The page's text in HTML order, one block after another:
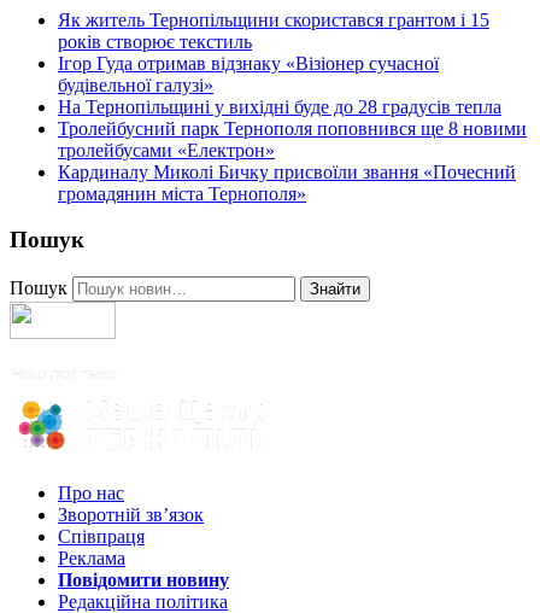
Як житель Тернопільщини скористався грантом і 15
років створює текстиль
Ігор Гуда отримав відзнаку «Візіонер сучасної
будівельної галузі»
На Тернопільщині у вихідні буде до 28 градусів тепла
Тролейбусний парк Тернополя поповнився ще 8 новими
тролейбусами «Електрон»
Кардиналу Миколі Бичку присвоїли звання «Почесний
громадянин міста Тернополя»
Пошук
Пошук Знайти
Про нас
Зворотній зв’язок
Співпраця
Реклама
Повідомити новину
Редакційна політика